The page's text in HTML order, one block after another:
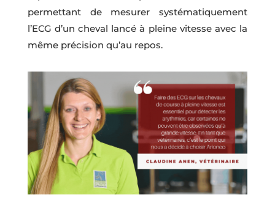
permettant de mesurer systématiquement
l’ECG d’un cheval lancé à pleine vitesse avec la
même précision qu’au repos.